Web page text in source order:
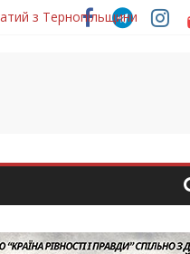
з Тернопільщини